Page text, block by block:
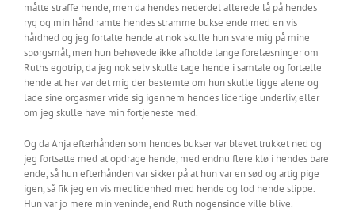
måtte straffe hende, men da hendes nederdel allerede lå på hendes
ryg og min hånd ramte hendes stramme bukse ende med en vis
hårdhed og jeg fortalte hende at nok skulle hun svare mig på mine
spørgsmål, men hun behøvede ikke afholde lange forelæsninger om
Ruths egotrip, da jeg nok selv skulle tage hende i samtale og fortælle
hende at her var det mig der bestemte om hun skulle ligge alene og
lade sine orgasmer vride sig igennem hendes liderlige underliv, eller
om jeg skulle have min fortjeneste med.
Og da Anja efterhånden som hendes bukser var blevet trukket ned og
jeg fortsatte med at opdrage hende, med endnu flere klø i hendes bare
ende, så hun efterhånden var sikker på at hun var en sød og artig pige
igen, så fik jeg en vis medlidenhed med hende og lod hende slippe.
Hun var jo mere min veninde, end Ruth nogensinde ville blive.